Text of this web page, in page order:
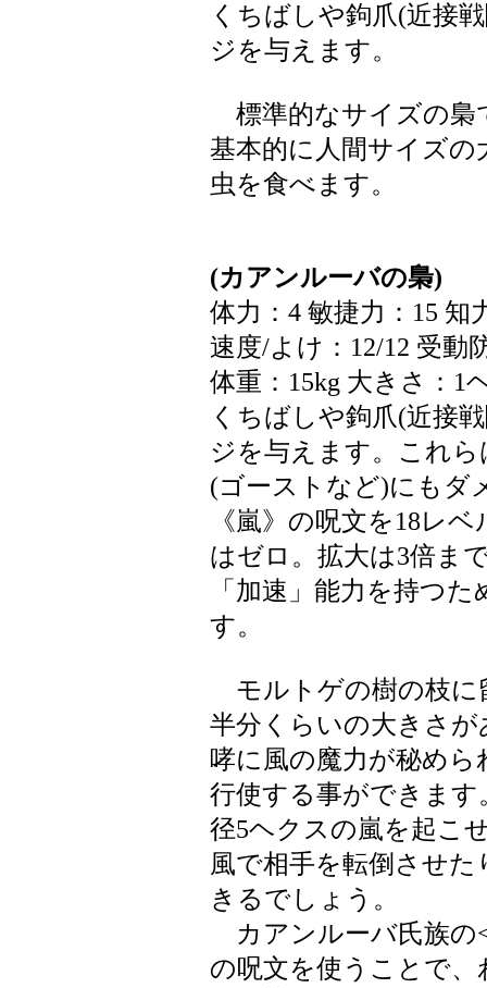
くちばしや鉤爪(近接
ジを与えます。
標準的なサイズの梟
基本的に人間サイズ
虫を食べます。
(カアンルーバの梟)
体力：4 敏捷力：15 知
速度/よけ：12/12 受動
体重：15kg 大きさ：1
くちばしや鉤爪(近接
ジを与えます。これ
(ゴーストなど)にもダ
《嵐》の呪文を18レ
はゼロ。拡大は3倍ま
「加速」能力を持つ
す。
モルトゲの樹の枝に
半分くらいの大きさ
哮に風の魔力が秘め
行使する事ができます
径5ヘクスの嵐を起こ
風で相手を転倒させ
きるでしょう。
カアンルーバ氏族の
の呪文を使うことで